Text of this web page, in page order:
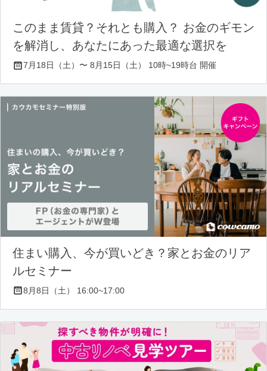
このまま賃貸？それとも購入？ お金のギモン
を解消し、あなたにあった最適な選択を
7月18日（土）〜 8月15日（土） 10時~19時台 開催
住まい購入、今が買いどき？家とお金のリア
ルセミナー
8月8日（土） 16:00~17:00